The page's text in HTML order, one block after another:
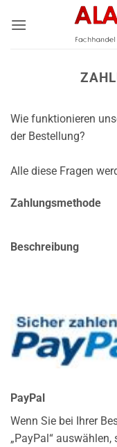
Inhalt
Wie funktionieren
der Bestellung?
Alle diese Fragen
Zahlungsmethode
Beschreibung
PayPal
Wenn Sie bei Ihrer
„PayPal“